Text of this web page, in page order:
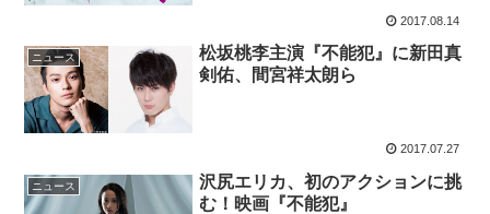
2017.08.14
ニュース
松坂桃李主演『不能犯』に新田真
剣佑、間宮祥太朗ら
2017.07.27
ニュース
沢尻エリカ、初のアクションに挑
む！映画『不能犯』